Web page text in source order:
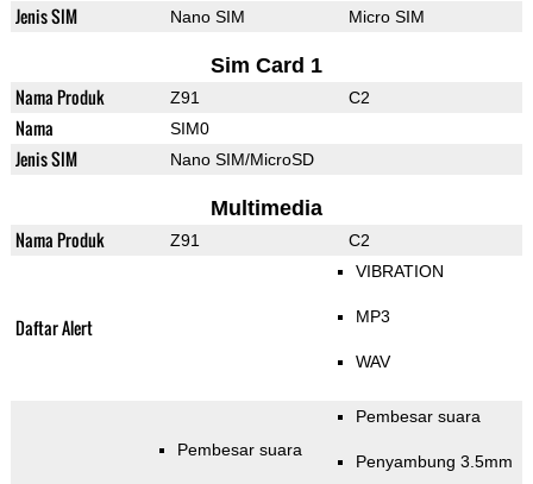
Jenis SIM Nano SIM Micro SIM
Sim Card 1
Nama Produk Z91 C2
Nama SIM0
Jenis SIM Nano SIM/MicroSD
Multimedia
Nama Produk Z91 C2
Daftar Alert
VIBRATION
MP3
WAV
Pembesar suara
Pembesar suara
Penyambung 3.5mm